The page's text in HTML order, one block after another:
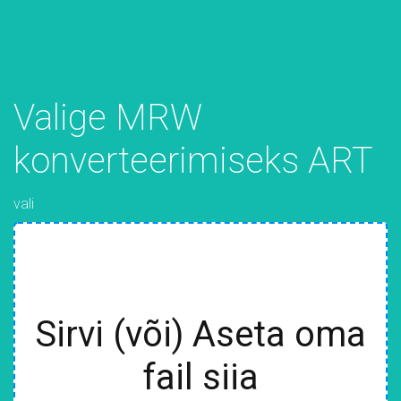
Valige MRW
konverteerimiseks ART
vali
Sirvi (või) Aseta oma
fail siia